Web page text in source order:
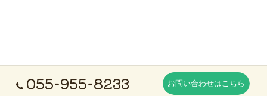
055-955-8233 お問い合わせはこちら